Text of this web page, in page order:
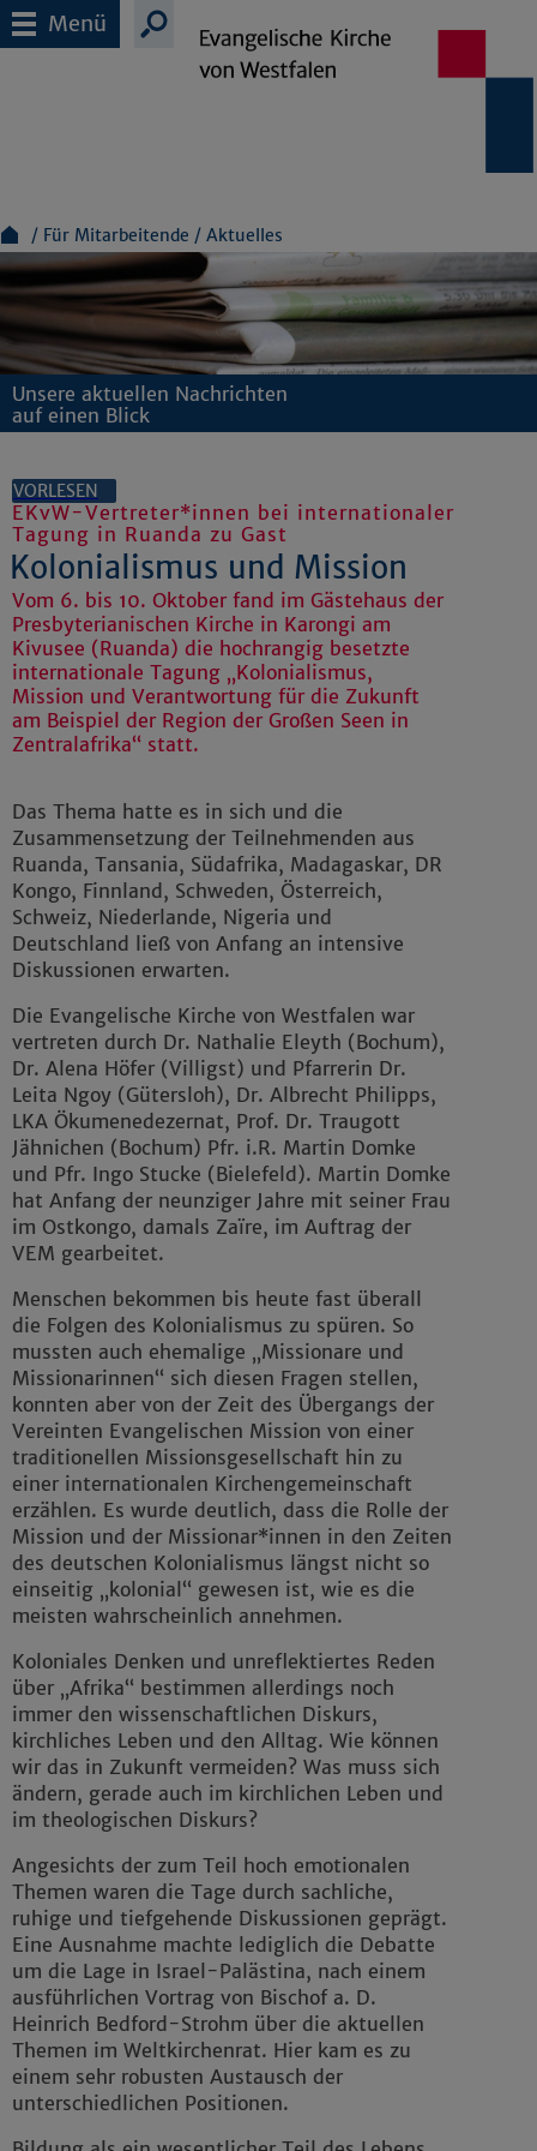
Menü
Für Mitarbeitende Aktuelles
Unsere aktuellen Nachrichten
auf einen Blick
VORLESEN
EKvW-Vertreter*innen bei internationaler
Tagung in Ruanda zu Gast
Kolonialismus und Mission
Vom 6. bis 10. Oktober fand im Gästehaus der
Presbyterianischen Kirche in Karongi am
Kivusee (Ruanda) die hochrangig besetzte
internationale Tagung „Kolonialismus,
Mission und Verantwortung für die Zukunft
am Beispiel der Region der Großen Seen in
Zentralafrika“ statt.
Das Thema hatte es in sich und die
Zusammensetzung der Teilnehmenden aus
Ruanda, Tansania, Südafrika, Madagaskar, DR
Kongo, Finnland, Schweden, Österreich,
Schweiz, Niederlande, Nigeria und
Deutschland ließ von Anfang an intensive
Diskussionen erwarten.
Die Evangelische Kirche von Westfalen war
vertreten durch Dr. Nathalie Eleyth (Bochum),
Dr. Alena Höfer (Villigst) und Pfarrerin Dr.
Leita Ngoy (Gütersloh), Dr. Albrecht Philipps,
LKA Ökumenedezernat, Prof. Dr. Traugott
Jähnichen (Bochum) Pfr. i.R. Martin Domke
und Pfr. Ingo Stucke (Bielefeld). Martin Domke
hat Anfang der neunziger Jahre mit seiner Frau
im Ostkongo, damals Zaïre, im Auftrag der
VEM gearbeitet.
Menschen bekommen bis heute fast überall
die Folgen des Kolonialismus zu spüren. So
mussten auch ehemalige „Missionare und
Missionarinnen“ sich diesen Fragen stellen,
konnten aber von der Zeit des Übergangs der
Vereinten Evangelischen Mission von einer
traditionellen Missionsgesellschaft hin zu
einer internationalen Kirchengemeinschaft
erzählen. Es wurde deutlich, dass die Rolle der
Mission und der Missionar*innen in den Zeiten
des deutschen Kolonialismus längst nicht so
einseitig „kolonial“ gewesen ist, wie es die
meisten wahrscheinlich annehmen.
Koloniales Denken und unreflektiertes Reden
über „Afrika“ bestimmen allerdings noch
immer den wissenschaftlichen Diskurs,
kirchliches Leben und den Alltag. Wie können
wir das in Zukunft vermeiden? Was muss sich
ändern, gerade auch im kirchlichen Leben und
im theologischen Diskurs?
Angesichts der zum Teil hoch emotionalen
Themen waren die Tage durch sachliche,
ruhige und tiefgehende Diskussionen geprägt.
Eine Ausnahme machte lediglich die Debatte
um die Lage in Israel-Palästina, nach einem
ausführlichen Vortrag von Bischof a. D.
Heinrich Bedford-Strohm über die aktuellen
Themen im Weltkirchenrat. Hier kam es zu
einem sehr robusten Austausch der
unterschiedlichen Positionen.